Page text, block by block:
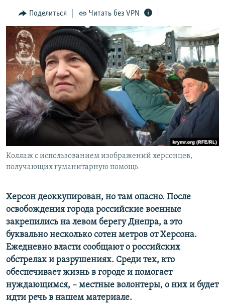
поискуИНФОГРАФИКА
ТЕЛЕПРОЕКТ КРЫМ.РЕАЛИИ
СОВЕТЫ ПРАВОЗАЩИТНИКОВ
ПРОПАВШИЕ БЕЗ ВЕСТИ
ПОБЕДИТЕЛЕЙ НЕ СУДЯТ?
КРЫМ.НЕПОКОРЕННЫЙ
ELIFBE
УКРАИНСКАЯ ПРОБЛЕМА КРЫМА
КАК ОБОЙТИ БЛОКИРОВКУ
Українською
Qırımtatar
ПРИСОЕДИНЯЙТЕСЬ!
Все сайты RFE/RL
Поделиться Читать без VPN
Коллаж с использованием изображений херсонцев,
получающих гуманитарную помощь
Херсон деоккупирован, но там опасно. После
освобождения города российские военные
закрепились на левом берегу Днепра, а это
буквально несколько сотен метров от Херсона.
Ежедневно власти сообщают о российских
обстрелах и разрушениях. Среди тех, кто
обеспечивает жизнь в городе и помогает
нуждающимся, – местные волонтеры, о них и будет
идти речь в нашем материале.